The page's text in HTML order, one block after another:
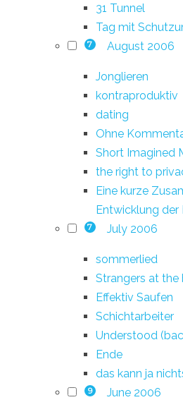
31 Tunnel
Tag mit
7 August 2006
Jonglieren
kontraproduktiv
dating
Ohne
Short Imagined
the right to
Eine kurze
Entwicklung der
7 July 2006
sommerlied
Strangers at the
Effektiv Saufen
Schichtarbeiter
Understood
Ende
das kann ja
9 June 2006